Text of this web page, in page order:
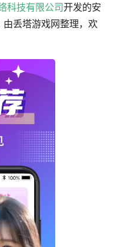
科技有限公司开发的安
丢塔游戏网整理，欢